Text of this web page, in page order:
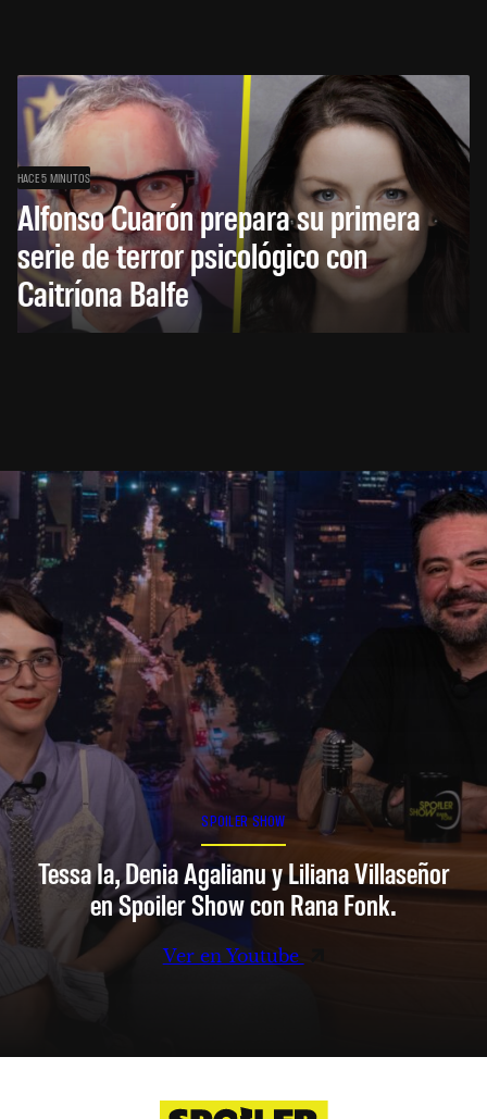
HACE 5 MINUTOS
Alfonso Cuarón prepara su primera
serie de terror psicológico con
Caitríona Balfe
SPOILER SHOW
Tessa Ia, Denia Agalianu y Liliana Villaseñor
en Spoiler Show con Rana Fonk.
Ver en Youtube